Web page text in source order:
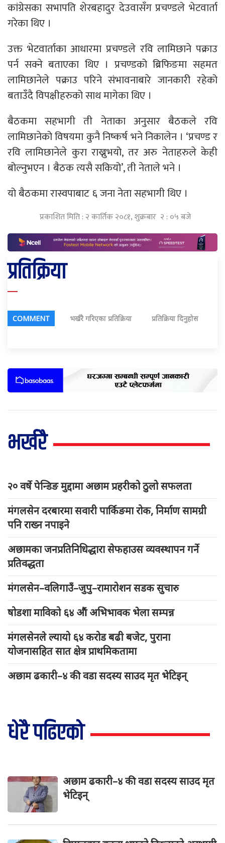
कांग्रेसका सभापति शेरबहादुर देउवासँग प्रचण्डले भेटवार्ता
गरेका थिए ।
उक्त भेटवार्ताका आधारमा प्रचण्डले रवि लामिछाने पक्राउ
पर्न सक्ने बताएका थिए । प्रचण्डको ब्रिफिङमा सहमत
लामिछानेले पक्राउ परिने संभावनाबारे जानकारी रहेको
बताउँदै विपक्षीहरुको साथ मागेका थिए ।
बैठकमा सहभागी ती नेताका अनुसार बैठकले रवि
लामिछानेको विषयमा कुनै निष्कर्ष भने निकालेन । ‘प्रचण्ड र
रवि लामिछानेले कुरा राख्नुभयो, तर अरु नेताहरुले केही
बोल्नुभएन । बैठक त्यसै सकियो’, ती नेताले भने ।
यो बैठकमा रास्वपाबाट ६ जना नेता सहभागी थिए ।
प्रकाशित मिति : २ कार्तिक २०८१, शुक्रबार २ : ०५ बजे
प्रतिक्रिया
COMMENT भर्खरै गरिएका प्रतिक्रिया प्रतिक्रिया दिनुहोस
भर्खरै
२० वर्षे पेन्डिङ मुद्दामा अछाम प्रहरीको ठुलो सफलता
मंगलसेन दरबारमा सवारी पार्किङमा रोक, निर्माण सामग्री
पनि राख्न नपाइने
अछामका जनप्रतिनिधिद्धारा सेफहाउस व्यवस्थापन गर्ने
प्रतिवद्धता
मंगलसेन–वलिगाउँ–जुपु–रामारोशन सडक सुचारु
षोडशा माविको ६४ औं अभिभावक भेला सम्पन्न
मंगलसेनले ल्यायो ६४ करोड बढी बजेट, पुराना
योजनासहित सात क्षेत्र प्राथमिकतामा
अछाम ढकारी–४ की वडा सदस्य साउद मृत भेटिइन्
धेरै पढिएको
अछाम ढकारी–४ की वडा सदस्य साउद मृत
भेटिइन्